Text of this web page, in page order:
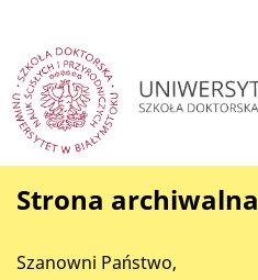
Strona archiwalna
Szanowni Państwo,